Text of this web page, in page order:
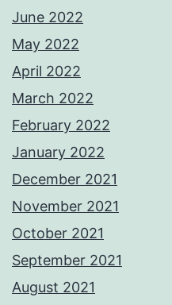
June 2022
May 2022
April 2022
March 2022
February 2022
January 2022
December 2021
November 2021
October 2021
September 2021
August 2021